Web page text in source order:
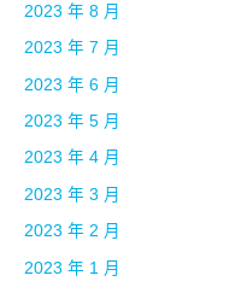
2023 年 8 月
2023 年 7 月
2023 年 6 月
2023 年 5 月
2023 年 4 月
2023 年 3 月
2023 年 2 月
2023 年 1 月